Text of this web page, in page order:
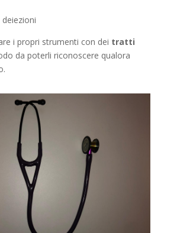
i propri strumenti con dei tratti
da poterli riconoscere qualora